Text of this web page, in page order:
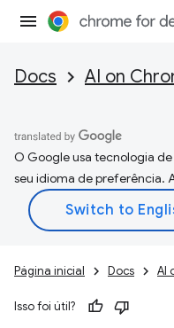
Docs AI on
O Google usa tecnologia
seu idioma de preferência.
Página inicial Docs AI
Isso foi útil?